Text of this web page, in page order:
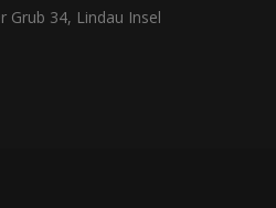
Grub 34, Lindau Insel